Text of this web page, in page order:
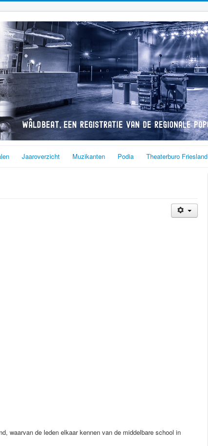
Jaaroverzicht Muzikanten Podia Theaterburo Friesland
waarvan de leden elkaar kennen van de middelbare school in